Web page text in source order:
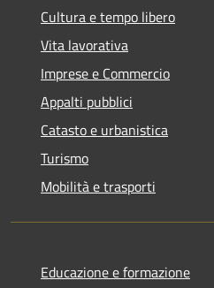
Cultura e tempo libero
Vita lavorativa
Imprese e Commercio
Appalti pubblici
Catasto e urbanistica
Turismo
Mobilità e trasporti
Educazione e formazione